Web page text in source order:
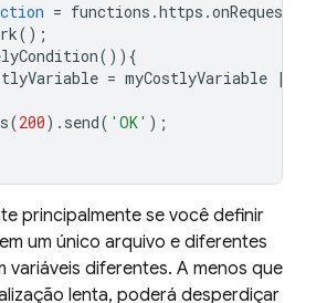
= functions .https .onRequest
();
()){
= myCostlyVariable ||
(200). send( 'OK' );
principalmente se você definir
um único arquivo e diferentes
variáveis diferentes. A menos que
lenta, poderá desperdiçar